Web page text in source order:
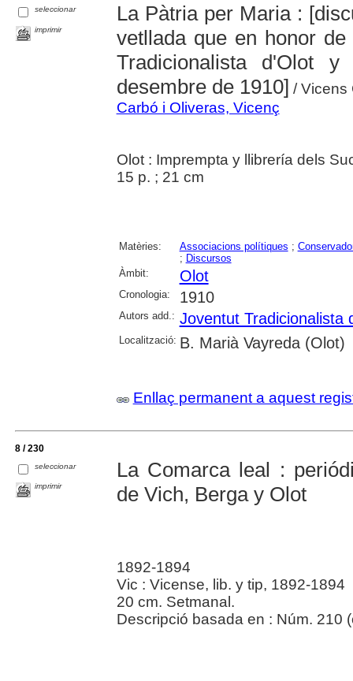
seleccionar
imprimir
La Pàtria per Maria :
vetllada que en honor
Tradicionalista d'Olot
desembre de 1910] / Vicens
Carbó i Oliveras, Vicenç
Olot : Imprempta y llibrería dels
15 p. ; 21 cm
Matèries: Associacions polítiques ;
; Discursos
Àmbit:
Olot
Cronologia: 1910
Autors add.: Joventut Tradicionalista
Localització: B. Marià Vayreda (Olot)
Enllaç permanent a aquest
8 / 230
seleccionar
imprimir
La Comarca leal :
de Vich, Berga y Olot
1892-1894
Vic : Vicense, lib. y tip, 1892-1894
20 cm. Setmanal.
Descripció basada en : Núm. 210